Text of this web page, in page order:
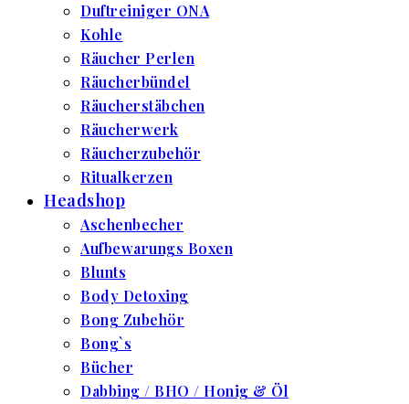
Duftreiniger ONA
Kohle
Räucher Perlen
Räucherbündel
Räucherstäbchen
Räucherwerk
Räucherzubehör
Ritualkerzen
Headshop
Aschenbecher
Aufbewarungs Boxen
Blunts
Body Detoxing
Bong Zubehör
Bong`s
Bücher
Dabbing / BHO / Honig & Öl